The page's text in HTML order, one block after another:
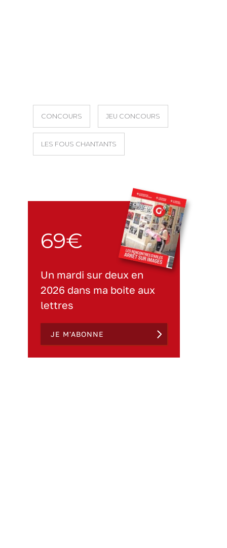
CONCOURS JEU CONCOURS
LES FOUS CHANTANTS
69€
Un mardi sur deux en
2026 dans ma boite aux
lettres
JE M'ABONNE